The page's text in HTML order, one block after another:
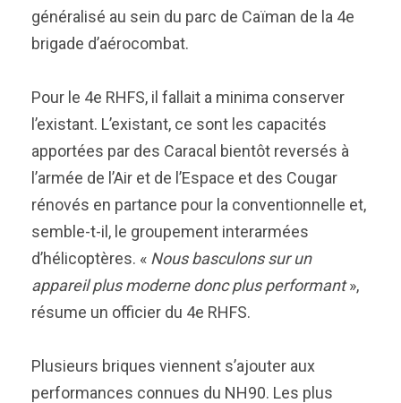
généralisé au sein du parc de Caïman de la 4e
brigade d’aérocombat.
Pour le 4e RHFS, il fallait a minima conserver
l’existant. L’existant, ce sont les capacités
apportées par des Caracal bientôt reversés à
l’armée de l’Air et de l’Espace et des Cougar
rénovés en partance pour la conventionnelle et,
semble-t-il, le groupement interarmées
d’hélicoptères. « Nous basculons sur un
appareil plus moderne donc plus performant»,
résume un officier du 4e RHFS.
Plusieurs briques viennent s’ajouter aux
performances connues du NH90. Les plus